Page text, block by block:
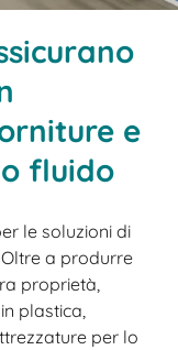
e
fluido
le soluzioni di
a produrre
proprietà,
plastica,
per lo